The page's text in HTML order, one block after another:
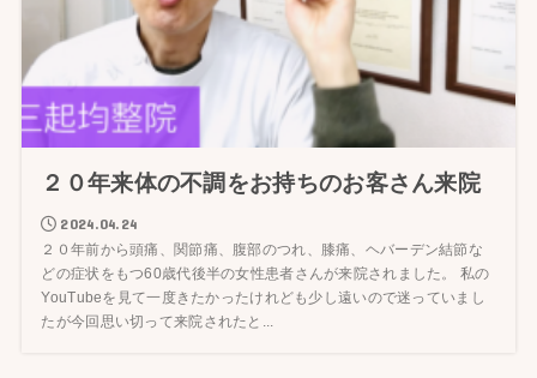
２０年来体の不調をお持ちのお客さん来院
2024.04.24
２０年前から頭痛、関節痛、腹部のつれ、膝痛、ヘバーデン結節な
どの症状をもつ60歳代後半の女性患者さんが来院されました。 私の
YouTubeを見て一度きたかったけれども少し遠いので迷っていまし
たが今回思い切って来院されたと...